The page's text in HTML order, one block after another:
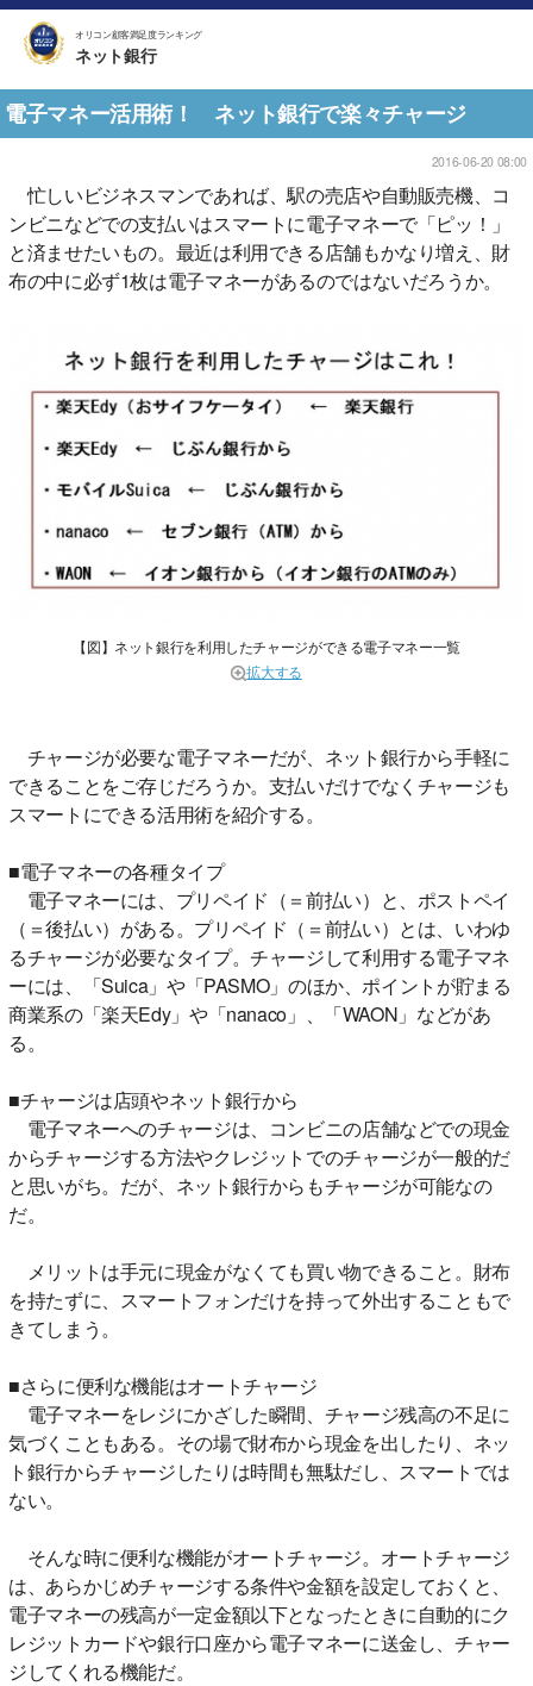
オリコン顧客満足度ランキング
ネット銀行
電子マネー活用術！ ネット銀行で楽々チャージ
2016-06-20 08:00
忙しいビジネスマンであれば、駅の売店や自動販売機、コ
ンビニなどでの支払いはスマートに電子マネーで「ピッ！」
と済ませたいもの。最近は利用できる店舗もかなり増え、財
布の中に必ず1枚は電子マネーがあるのではないだろうか。
【図】ネット銀行を利用したチャージができる電子マネー一覧
拡大する
チャージが必要な電子マネーだが、ネット銀行から手軽に
できることをご存じだろうか。支払いだけでなくチャージも
スマートにできる活用術を紹介する。
■電子マネーの各種タイプ
電子マネーには、プリペイド（＝前払い）と、ポストペイ
（＝後払い）がある。プリペイド（＝前払い）とは、いわゆ
るチャージが必要なタイプ。チャージして利用する電子マネ
ーには、「Suica」や「PASMO」のほか、ポイントが貯まる
商業系の「楽天Edy」や「nanaco」、「WAON」などがあ
る。
■チャージは店頭やネット銀行から
電子マネーへのチャージは、コンビニの店舗などでの現金
からチャージする方法やクレジットでのチャージが一般的だ
と思いがち。だが、ネット銀行からもチャージが可能なの
だ。
メリットは手元に現金がなくても買い物できること。財布
を持たずに、スマートフォンだけを持って外出することもで
きてしまう。
■さらに便利な機能はオートチャージ
電子マネーをレジにかざした瞬間、チャージ残高の不足に
気づくこともある。その場で財布から現金を出したり、ネッ
ト銀行からチャージしたりは時間も無駄だし、スマートでは
ない。
そんな時に便利な機能がオートチャージ。オートチャージ
は、あらかじめチャージする条件や金額を設定しておくと、
電子マネーの残高が一定金額以下となったときに自動的にク
レジットカードや銀行口座から電子マネーに送金し、チャー
ジしてくれる機能だ。